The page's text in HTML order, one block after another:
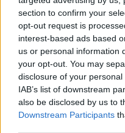
section to confirm your
opt-out request is
interest-based ads based
us or personal information
your opt-out. You may
disclosure of your
IAB’s list of downstream
also be disclosed by us to
Downstream Participants